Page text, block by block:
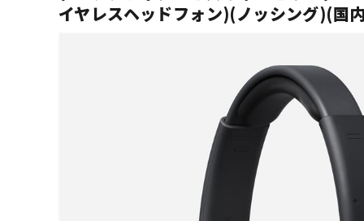
キーボード 電子ピアノ
DTM
ヴィンテージ
イヤレスヘッドフォン)(ノッシング)(国